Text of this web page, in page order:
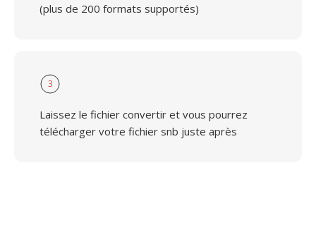
(plus de 200 formats supportés)
3
Laissez le fichier convertir et vous pourrez
télécharger votre fichier snb juste après